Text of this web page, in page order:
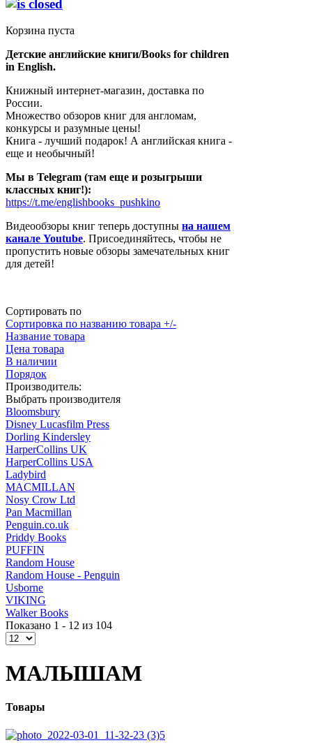
Корзина пуста
Детские английские книги/Books for children
in English.
Книжный интернет-магазин, доставка по
России.
Множество обзоров книг для англомам,
конкурсы и разумные цены!
Книга - лучший подарок! А английская книга -
еще и необычный!
Мы в Telegram (там еще и розыгрыши
классных книг!):
https://t.me/englishbooks_pushkino
Видеообзоры книг теперь доступны на нашем
канале Youtube. Присоединяйтесь, чтобы не
пропустить новые обзоры замечательных книг
для детей!
Сортировать по
Сортировка по названию товара +/-
Название товара
Цена товара
В наличии
Порядок
Производитель:
Выбрать производителя
Bloomsbury
Disney Lucasfilm Press
Dorling Kindersley
HarperCollins UK
HarperCollins USA
Ladybird
MACMILLAN
Nosy Crow Ltd
Pan Macmillan
Penguin.co.uk
Priddy Books
PUFFIN
Random House
Random House - Penguin
Usborne
VIKING
Walker Books
Показано 1 - 12 из 104
МАЛЫШАМ
Товары